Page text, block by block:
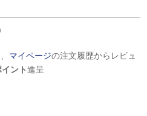
マイページの注文履歴からレビュ
ント進呈